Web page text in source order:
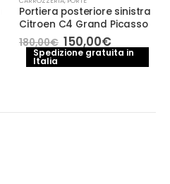
Portiera posteriore sinistra
Citroen C4 Grand Picasso
180,00€ Il
prezzo
originale
150,00€Il
prezzo
attuale
Spedizione gratuita in
Italia